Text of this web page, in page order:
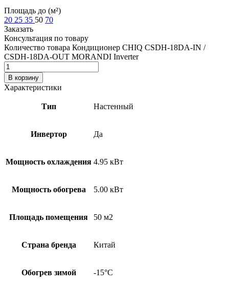
Площадь до (м²)
20 25 35 50 70
Заказать
Консультация по товару
Количество товара Кондиционер CHIQ CSDH-18DA-IN /
CSDH-18DA-OUT MORANDI Inverter
В корзину
Характеристики
Тип Настенный
Инвертор Да
Мощность охлаждения 4.95 кВт
Мощность обогрева 5.00 кВт
Площадь помещения 50 м2
Страна бренда Китай
Обогрев зимой -15°С